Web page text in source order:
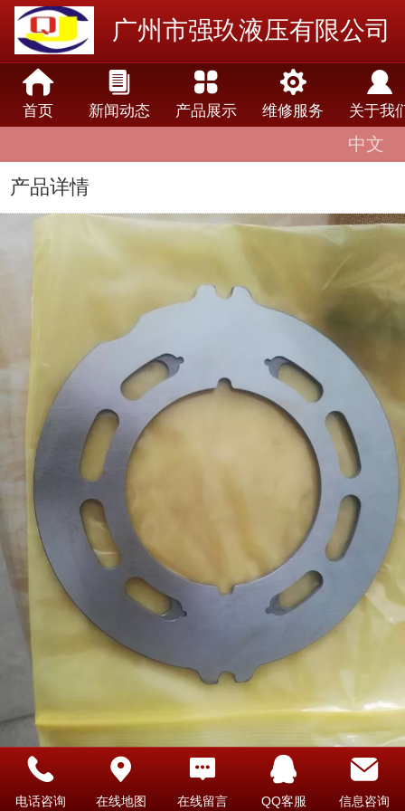
广州市强玖液压有限公司
首页 新闻动态 产品展示 维修服务 关于我
中文
中文
lengua española
产品详情
林德HMR135液压马达维修配件配油盘
电话咨询 在线地图 在线留言 QQ客服 信息咨询